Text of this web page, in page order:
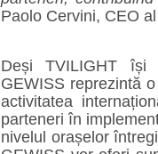
Paolo Cervini, CEO
Deși TVILIGHT își
GEWISS reprezintă
activitatea
parteneri în
nivelul orașelor